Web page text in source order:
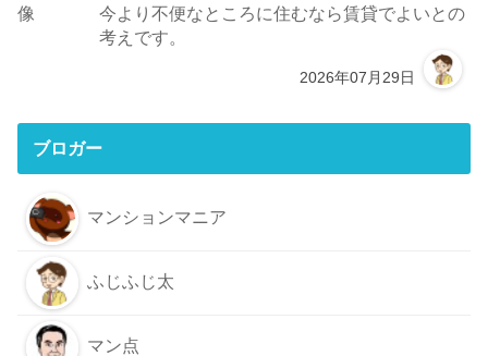
今より不便なところに住むなら賃貸でよいとの
考えです。
2026年07月29日
ブロガー
マンションマニア
ふじふじ太
マン点